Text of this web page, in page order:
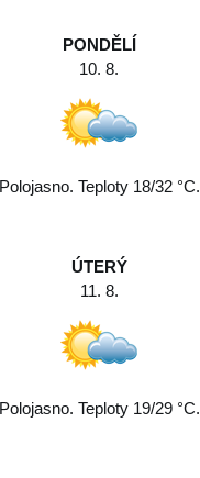
PONDĚLÍ
10. 8.
Polojasno. Teploty 18/32 °C.
ÚTERÝ
11. 8.
Polojasno. Teploty 19/29 °C.